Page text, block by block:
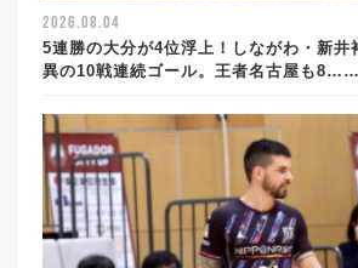
2026.08.04
5連勝の大分が4位浮上！しながわ・新井
異の10戦連続ゴール。王者名古屋も8……